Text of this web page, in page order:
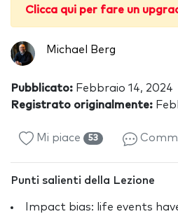
Clicca qui per fare un
Michael Berg
Pubblicato: Febbraio 14, 2024
Registrato originalmente:
Mi piace 53
Punti salienti della Lezione
Impact bias: life events